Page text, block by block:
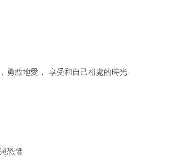
勇敢地愛， 享受和自己相處的時光
恐懼